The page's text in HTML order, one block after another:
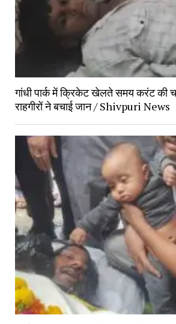
गांधी पार्क में क्रिकेट खेलते समय करंट की
राहगीरों ने बचाई जान / Shivpuri News